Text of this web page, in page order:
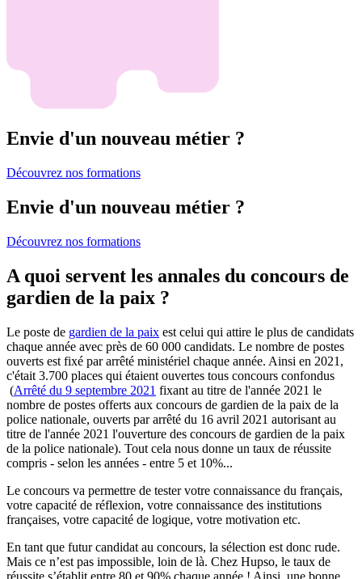
Envie d'un nouveau métier ?
Découvrez nos formations
Envie d'un nouveau métier ?
Découvrez nos formations
A quoi servent les annales du concours de
gardien de la paix ?
Le poste de gardien de la paix est celui qui attire le plus de candidats
chaque année avec près de 60 000 candidats. Le nombre de postes
ouverts est fixé par arrêté ministériel chaque année. Ainsi en 2021,
c'était 3.700 places qui étaient ouvertes tous concours confondus
(Arrêté du 9 septembre 2021 fixant au titre de l'année 2021 le
nombre de postes offerts aux concours de gardien de la paix de la
police nationale, ouverts par arrêté du 16 avril 2021 autorisant au
titre de l'année 2021 l'ouverture des concours de gardien de la paix
de la police nationale). Tout cela nous donne un taux de réussite
compris - selon les années - entre 5 et 10%...
Le concours va permettre de tester votre connaissance du français,
votre capacité de réflexion, votre connaissance des institutions
françaises, votre capacité de logique, votre motivation etc.
En tant que futur candidat au concours, la sélection est donc rude.
Mais ce n’est pas impossible, loin de là. Chez Hupso, le taux de
réussite s’établit entre 80 et 90% chaque année ! Ainsi, une bonne